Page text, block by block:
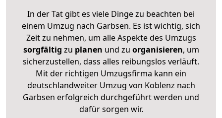
In der Tat gibt es viele Dinge zu beachten bei
einem Umzug nach Garbsen. Es ist wichtig, sich
Zeit zu nehmen, um alle Aspekte des Umzugs
sorgfältig zu planen und zu organisieren, um
sicherzustellen, dass alles reibungslos verläuft.
Mit der richtigen Umzugsfirma kann ein
deutschlandweiter Umzug von Koblenz nach
Garbsen erfolgreich durchgeführt werden und
dafür sorgen wir.